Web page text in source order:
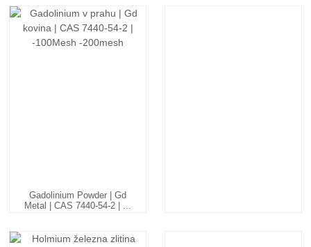
Gadolinium Powder | Gd
Metal | CAS 7440-54-2 | ...